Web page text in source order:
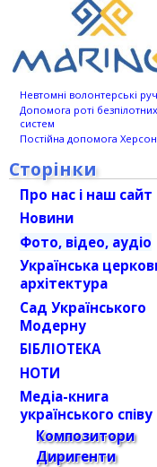
Невтомні волонтерські
Допомога роті безпілотних
систем
Постійна допомога
Сторінки
Про нас і наш сайт
Новини
Фото, відео, аудіо
Українська
архітектура
Сад Українського
Модерну
БІБЛІОТЕКА
НОТИ
Медіа-книга
українського співу
Композитори
Диригенти